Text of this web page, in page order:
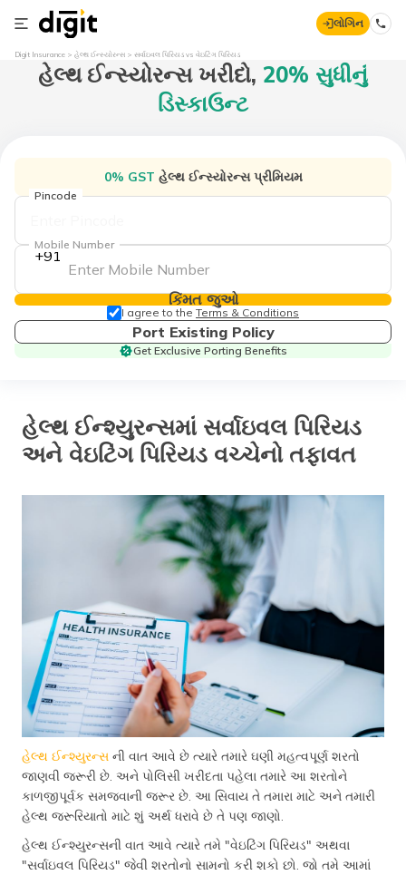
લોગિન
Digit Insurance હેલ્થ ઈન્સ્યોરન્સ સર્વાઇવલ પિરિયડ vs વેઇટિંગ પિરિયડ
હેલ્થ ઈન્સ્યોરન્સ ખરીદો, 20% સુધીનું
ડિસ્કાઉન્ટ
0% GST હેલ્થ ઈન્સ્યોરન્સ પ્રીમિયમ
Pincode
+91
Mobile Number
કિંમત જુઓ
I agree to the Terms & Conditions
Port Existing Policy
Get Exclusive Porting Benefits
હેલ્થ ઈન્શ્યુરન્સમાં સર્વાઇવલ પિરિયડ
અને વેઇટિંગ પિરિયડ વચ્ચેનો તફાવત
હેલ્થ ઈન્શ્યુરન્સ ની વાત આવે છે ત્યારે તમારે ઘણી મહત્વપૂર્ણ શરતો
જાણવી જરૂરી છે. અને પોલિસી ખરીદતા પહેલા તમારે આ શરતોને
કાળજીપૂર્વક સમજવાની જરૂર છે. આ સિવાય તે તમારા માટે અને તમારી
હેલ્થ જરૂરિયાતો માટે શું અર્થ ધરાવે છે તે પણ જાણો.
હેલ્થ ઈન્શ્યુરન્સની વાત આવે ત્યારે તમે "વેઇટિંગ પિરિયડ" અથવા
"સર્વાઇવલ પિરિયડ" જેવી શરતોનો સામનો કરી શકો છો. જો તમે આમાં